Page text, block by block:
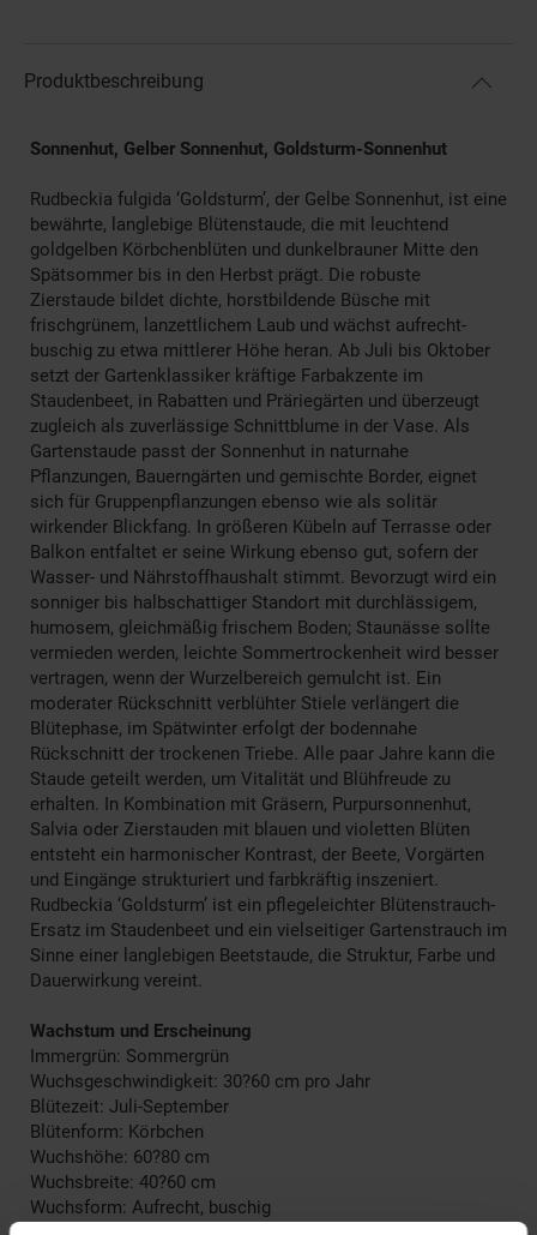
Produktbeschreibung
Sonnenhut, Gelber Sonnenhut, Goldsturm-Sonnenhut
Rudbeckia fulgida ‘Goldsturm’, der Gelbe Sonnenhut, ist eine
bewährte, langlebige Blütenstaude, die mit leuchtend
goldgelben Körbchenblüten und dunkelbrauner Mitte den
Spätsommer bis in den Herbst prägt. Die robuste
Zierstaude bildet dichte, horstbildende Büsche mit
frischgrünem, lanzettlichem Laub und wächst aufrecht-
buschig zu etwa mittlerer Höhe heran. Ab Juli bis Oktober
setzt der Gartenklassiker kräftige Farbakzente im
Staudenbeet, in Rabatten und Präriegärten und überzeugt
zugleich als zuverlässige Schnittblume in der Vase. Als
Gartenstaude passt der Sonnenhut in naturnahe
Pflanzungen, Bauerngärten und gemischte Border, eignet
sich für Gruppenpflanzungen ebenso wie als solitär
wirkender Blickfang. In größeren Kübeln auf Terrasse oder
Balkon entfaltet er seine Wirkung ebenso gut, sofern der
Wasser- und Nährstoffhaushalt stimmt. Bevorzugt wird ein
sonniger bis halbschattiger Standort mit durchlässigem,
humosem, gleichmäßig frischem Boden; Staunässe sollte
vermieden werden, leichte Sommertrockenheit wird besser
vertragen, wenn der Wurzelbereich gemulcht ist. Ein
moderater Rückschnitt verblühter Stiele verlängert die
Blütephase, im Spätwinter erfolgt der bodennahe
Rückschnitt der trockenen Triebe. Alle paar Jahre kann die
Staude geteilt werden, um Vitalität und Blühfreude zu
erhalten. In Kombination mit Gräsern, Purpursonnenhut,
Salvia oder Zierstauden mit blauen und violetten Blüten
entsteht ein harmonischer Kontrast, der Beete, Vorgärten
und Eingänge strukturiert und farbkräftig inszeniert.
Rudbeckia ‘Goldsturm’ ist ein pflegeleichter Blütenstrauch-
Ersatz im Staudenbeet und ein vielseitiger Gartenstrauch im
Sinne einer langlebigen Beetstaude, die Struktur, Farbe und
Dauerwirkung vereint.
Wachstum und Erscheinung
Immergrün: Sommergrün
Wuchsgeschwindigkeit: 30?60 cm pro Jahr
Blütezeit: Juli-September
Blütenform: Körbchen
Wuchshöhe: 60?80 cm
Wuchsbreite: 40?60 cm
Wuchsform: Aufrecht, buschig